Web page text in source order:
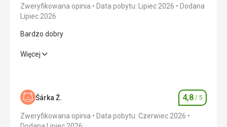
Zweryfikowana opinia Data pobytu: Lipiec 2026
Dodana
Lipiec 2026
Bardzo dobry
Bardzo dobry
Zakwaterowanie 4,0/ 5
Okolica 4,0
Więcej
Šárka Ž. Ocena
4,8 / 5
Zweryfikowana opinia
Data pobytu: Czerwiec 2026